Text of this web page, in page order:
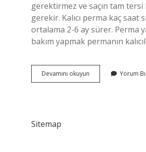
gerektirmez ve saçın tam tersi
gerekir. Kalıcı perma kaç
ortalama 2-6 ay sürer. Perma
bakım yapmak permanın
Devamını okuyun
Fiyatları
Yorum
Sitemap